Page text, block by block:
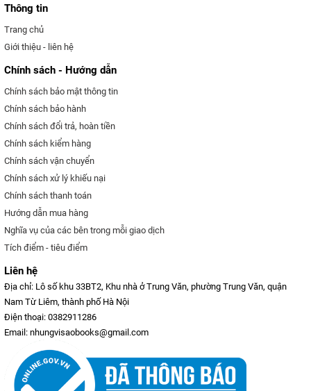
Thông tin
Trang chủ
Giới thiệu - liên hệ
Chính sách - Hướng dẫn
Chính sách bảo mật thông tin
Chính sách bảo hành
Chính sách đổi trả, hoàn tiền
Chính sách kiểm hàng
Chính sách vận chuyển
Chính sách xử lý khiếu nại
Chính sách thanh toán
Hướng dẫn mua hàng
Nghĩa vụ của các bên trong mỗi giao dịch
Tích điểm - tiêu điểm
Liên hệ
Địa chỉ: Lô số khu 33BT2, Khu nhà ở Trung Văn, phường Trung Văn, quận
Nam Từ Liêm, thành phố Hà Nội
Điện thoại: 0382911286
Email: nhungvisaobooks@gmail.com